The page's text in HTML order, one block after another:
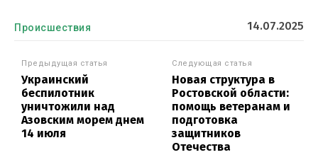
Происшествия 14.07.2025
Предыдущая статья
Украинский
беспилотник
уничтожили над
Азовским морем днем
14 июля
Следующая статья
Новая структура в
Ростовской области:
помощь ветеранам и
подготовка
защитников
Отечества